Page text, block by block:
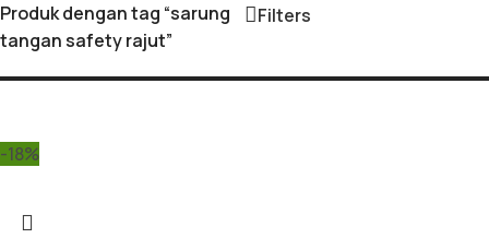
Produk dengan tag “sarung
tangan safety rajut”
Filters
-18%